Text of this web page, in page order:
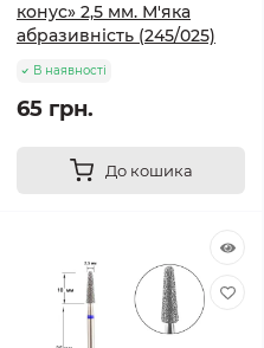
конус» 2,5 мм. М'яка
абразивність (245/025)
В наявності
65 грн.
До кошика